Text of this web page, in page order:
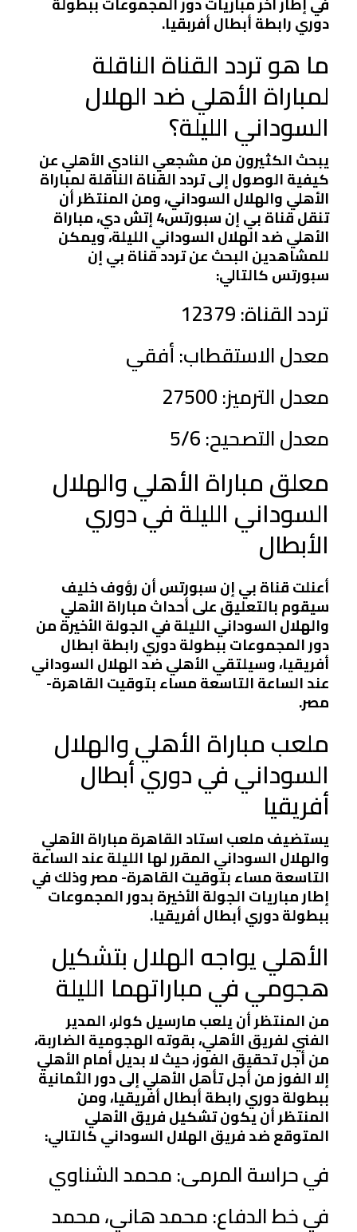
دوري رابطة أبطال أفربقيا.
ما هو تردد القناة الناقلة
لمباراة الأهلي ضد الهلال
السوداني الليلة؟
يبحث الكثيرون من مشجعي النادي الأهلي عن
كيفية الوصول إلى تردد القناة الناقلة لمباراة
الأهلي والهلال السوداني، ومن المنتظر أن
تنقل قناة بي إن سبورتس4 إتش دي، مباراة
الأهلي ضد الهلال السوداني الليلة، ويمكن
للمشاهدين البحث عن تردد قناة بي إن
سبورتس كالتالي:
تردد القناة: 12379
معدل الاستقطاب: أفقي
معدل الترميز: 27500
معدل التصحيح: 5/6
معلق مباراة الأهلي والهلال
السوداني الليلة في دوري
الأبطال
أعنلت قناة بي إن سبورتس أن رؤوف خليف
سيقوم بالتعليق على أحداث مباراة الأهلي
والهلال السوداني الليلة في الجولة الأخيرة من
دور المجموعات ببطولة دوري رابطة ابطال
أفريقيا، وسيلتقي الأهلي ضد الهلال السوداني
عند الساعة التاسعة مساء بتوقيت القاهرة-
مصر.
ملعب مباراة الأهلي والهلال
السوداني في دوري أبطال
أفريقيا
يستضيف ملعب استاد القاهرة مباراة الأهلي
والهلال السوداني المقرر لها الليلة عند الساعة
التاسعة مساء بتوقيت القاهرة- مصر وذلك في
إطار مباريات الجولة الأخيرة بدور المجموعات
ببطولة دوري أبطال أفريقيا.
الأهلي يواجه الهلال بتشكيل
هجومي في مباراتهما الليلة
من المنتظر أن يلعب مارسيل كولر، المدير
الفني لفريق الأهلي، بقوته الهجومية الضاربة،
من أجل تحقيق الفوز، حيث لا بديل أمام الأهلي
إلا الفوز من أجل تأهل الأهلي إلى دور الثمانية
ببطولة دوري رابطة أبطال أفريقيا، ومن
المنتظر أن يكون تشكيل فريق الأهلي
المتوقع ضد فريق الهلال السوداني كالتالي:
في حراسة المرمى: محمد الشناوي
في خط الدفاع: محمد هاني، محمد